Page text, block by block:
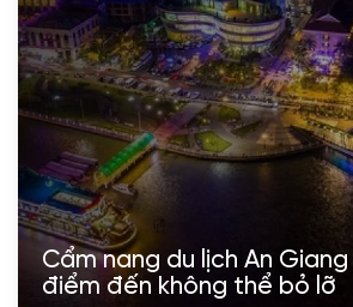
Cẩm nang du lịch An
điểm đến không thể bỏ lỡ